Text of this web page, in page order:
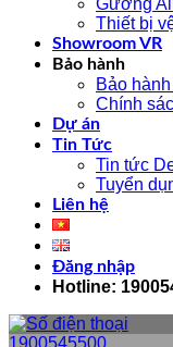
Gương
Thiết bị
Showroom VR
Bảo hành
Bảo
Chính
Dự án
Tin Tức
Tin tức
Tuyển
Liên hệ
Đăng nhập
Hotline: